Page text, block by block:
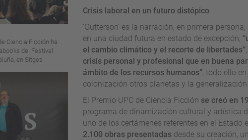
Ciencia Ficción ha
del Festival
en Sitges
Crisis laboral en un futuro distópico
‘Gutterson’ es la narración, en primera
en una ciudad futura en estado de excepción,
el cambio climático y el recorte de libertades”
crisis personal y profesional que en buena
ámbito de los recursos humanos”, todo ello
colonización otros planetas y la
El Premio UPC de Ciencia Ficción se creó en
programa de dinamización cultural y artística
uno de los certámenes referentes en el
2.100 obras presentadasdesde su creación,